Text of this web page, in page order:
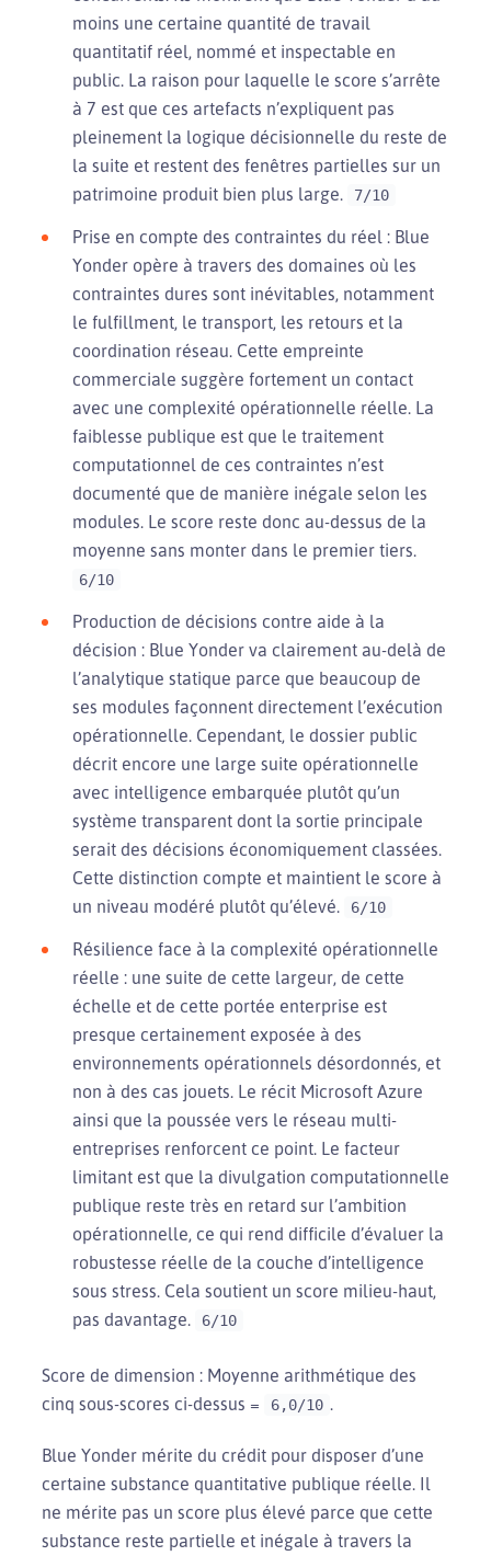
moins une certaine quantité de travail
quantitatif réel, nommé et inspectable en
public. La raison pour laquelle le score s’arrête
à 7 est que ces artefacts n’expliquent pas
pleinement la logique décisionnelle du reste de
la suite et restent des fenêtres partielles sur un
patrimoine produit bien plus large.
7/10
Prise en compte des contraintes du réel : Blue
Yonder opère à travers des domaines où les
contraintes dures sont inévitables, notamment
le fulfillment, le transport, les retours et la
coordination réseau. Cette empreinte
commerciale suggère fortement un contact
avec une complexité opérationnelle réelle. La
faiblesse publique est que le traitement
computationnel de ces contraintes n’est
documenté que de manière inégale selon les
modules. Le score reste donc au-dessus de la
moyenne sans monter dans le premier tiers.
6/10
Production de décisions contre aide à la
décision : Blue Yonder va clairement au-delà de
l’analytique statique parce que beaucoup de
ses modules façonnent directement l’exécution
opérationnelle. Cependant, le dossier public
décrit encore une large suite opérationnelle
avec intelligence embarquée plutôt qu’un
système transparent dont la sortie principale
serait des décisions économiquement classées.
Cette distinction compte et maintient le score à
un niveau modéré plutôt qu’élevé.
6/10
Résilience face à la complexité opérationnelle
réelle : une suite de cette largeur, de cette
échelle et de cette portée enterprise est
presque certainement exposée à des
environnements opérationnels désordonnés, et
non à des cas jouets. Le récit Microsoft Azure
ainsi que la poussée vers le réseau multi-
entreprises renforcent ce point. Le facteur
limitant est que la divulgation computationnelle
publique reste très en retard sur l’ambition
opérationnelle, ce qui rend difficile d’évaluer la
robustesse réelle de la couche d’intelligence
sous stress. Cela soutient un score milieu-haut,
pas davantage.
6/10
Score de dimension : Moyenne arithmétique des
cinq sous-scores ci-dessus =
6,0/10 .
Blue Yonder mérite du crédit pour disposer d’une
certaine substance quantitative publique réelle. Il
ne mérite pas un score plus élevé parce que cette
substance reste partielle et inégale à travers la